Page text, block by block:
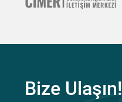
Bize Ulaşın!